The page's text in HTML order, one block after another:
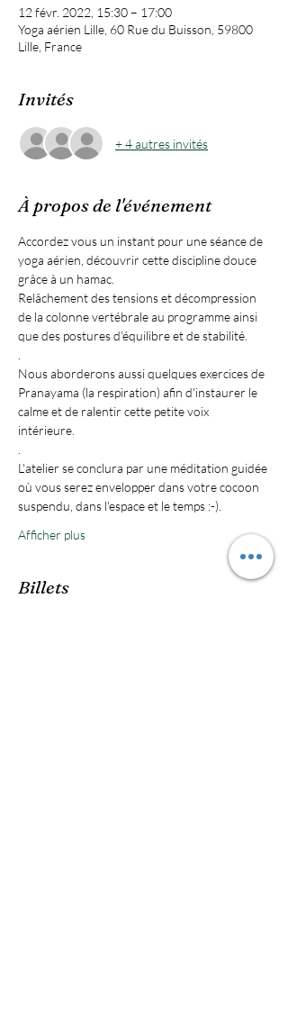
12 févr. 2022, 15:30 – 17:00
Yoga aérien Lille, 60 Rue du Buisson, 59800
Lille, France
Invités
+ 4 autres invités
À propos de l'événement
Accordez vous un instant pour une séance de
yoga aérien, découvrir cette discipline douce
grâce à un hamac.
Relâchement des tensions et décompression
de la colonne vertébrale au programme ainsi
que des postures d'équilibre et de stabilité.
Nous aborderons aussi quelques exercices de
Pranayama (la respiration) afin d'instaurer le
calme et de ralentir cette petite voix
intérieure.
L'atelier se conclura par une méditation guidée
où vous serez envelopper dans votre cocoon
suspendu, dans l'espace et le temps :-).
Afficher plus
Billets